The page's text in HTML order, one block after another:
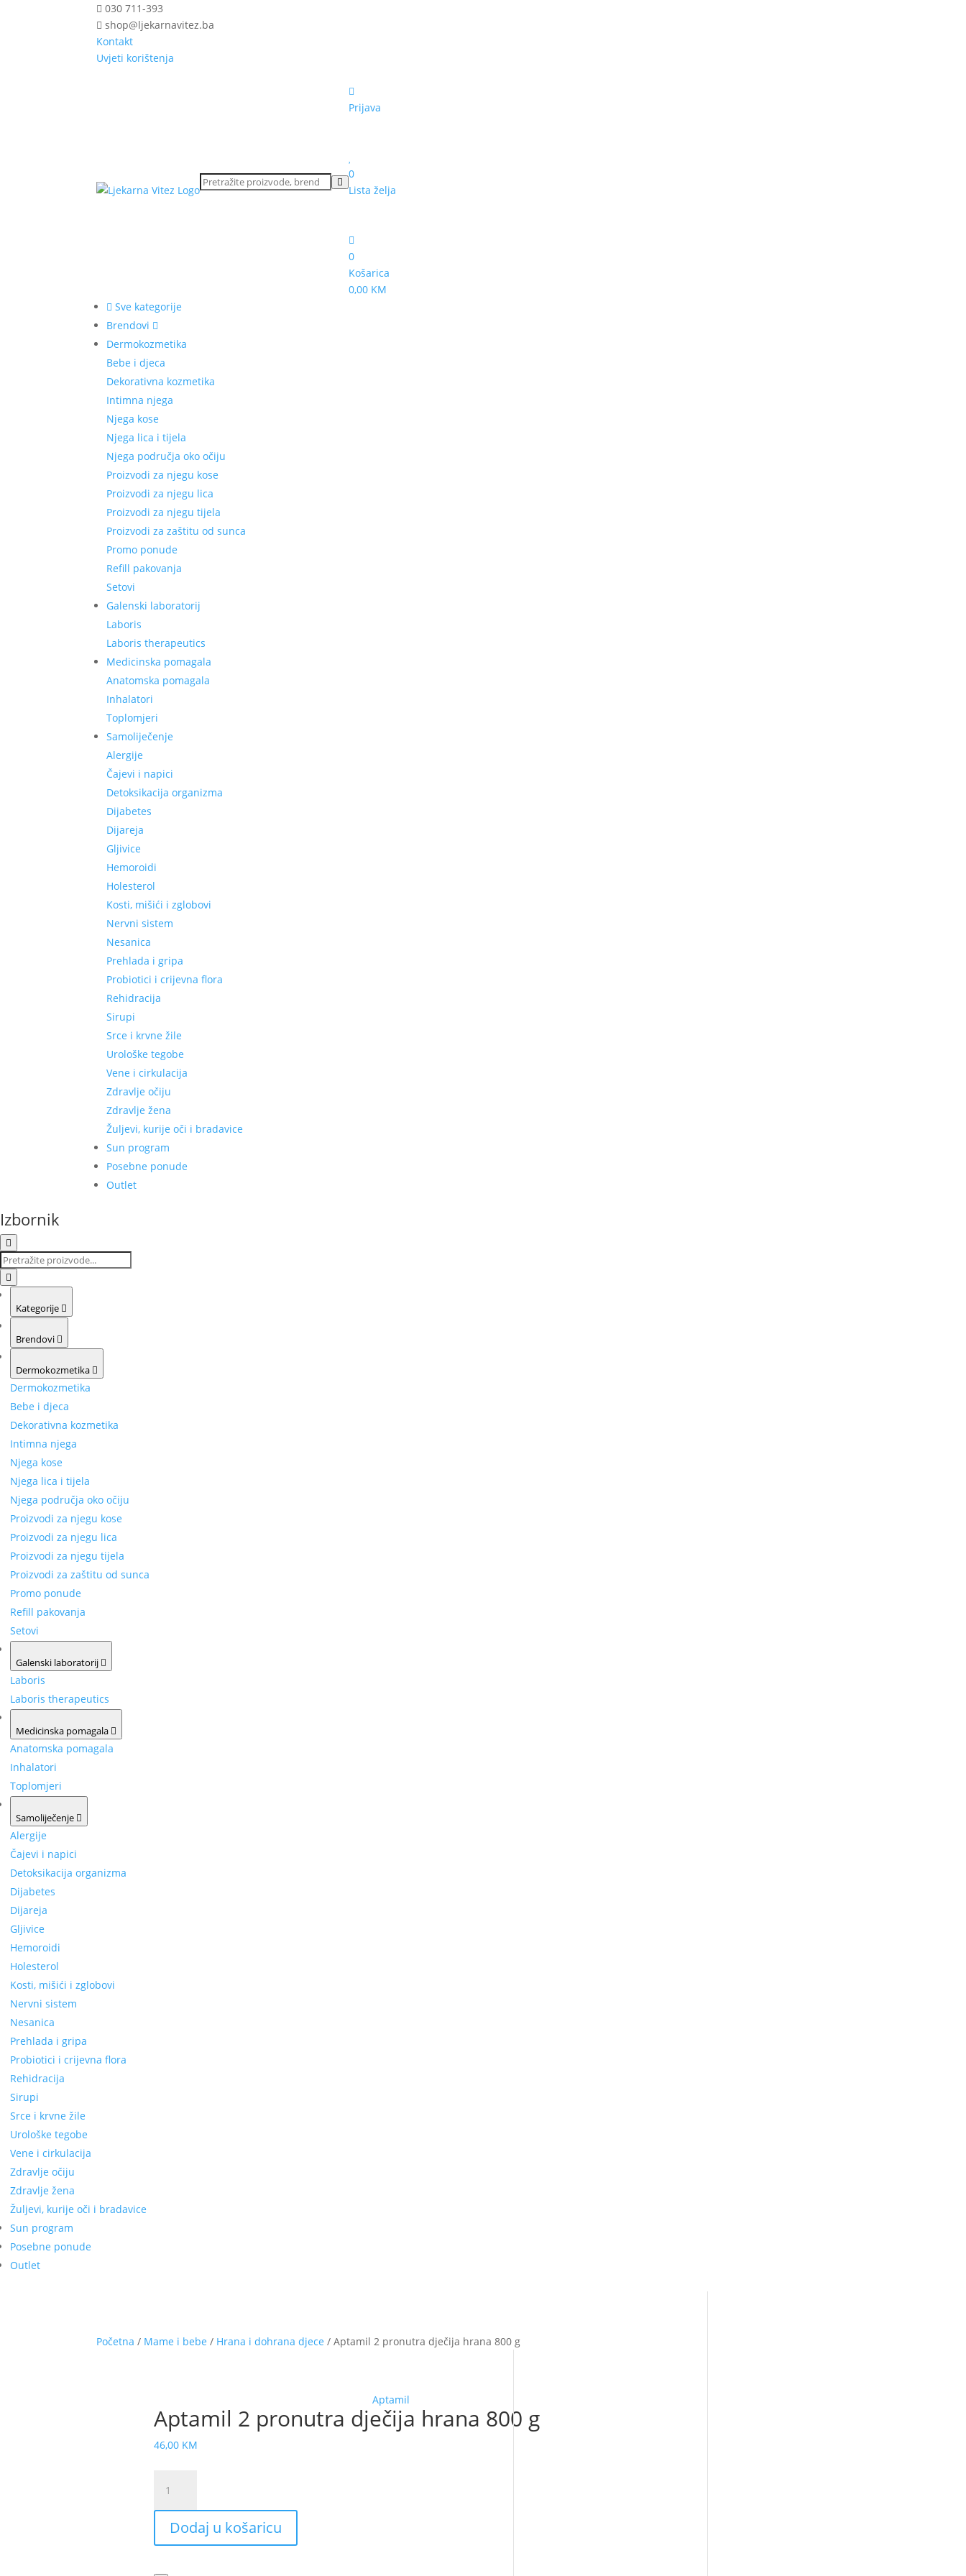
030 711-393
shop@ljekarnavitez.ba
Kontakt
Uvjeti korištenja
Prijava
0
Lista želja
0
Košarica
0,00 KM
Sve kategorije
Brendovi
Dermokozmetika
Bebe i djeca
Dekorativna kozmetika
Intimna njega
Njega kose
Njega lica i tijela
Njega područja oko očiju
Proizvodi za njegu kose
Proizvodi za njegu lica
Proizvodi za njegu tijela
Proizvodi za zaštitu od sunca
Promo ponude
Refill pakovanja
Setovi
Galenski laboratorij
Laboris
Laboris therapeutics
Medicinska pomagala
Anatomska pomagala
Inhalatori
Toplomjeri
Samoliječenje
Alergije
Čajevi i napici
Detoksikacija organizma
Dijabetes
Dijareja
Gljivice
Hemoroidi
Holesterol
Kosti, mišići i zglobovi
Nervni sistem
Nesanica
Prehlada i gripa
Probiotici i crijevna flora
Rehidracija
Sirupi
Srce i krvne žile
Urološke tegobe
Vene i cirkulacija
Zdravlje očiju
Zdravlje žena
Žuljevi, kurije oči i bradavice
Sun program
Posebne ponude
Outlet
Izbornik
Kategorije
Brendovi
Dermokozmetika
Dermokozmetika
Bebe i djeca
Dekorativna kozmetika
Intimna njega
Njega kose
Njega lica i tijela
Njega područja oko očiju
Proizvodi za njegu kose
Proizvodi za njegu lica
Proizvodi za njegu tijela
Proizvodi za zaštitu od sunca
Promo ponude
Refill pakovanja
Setovi
Galenski laboratorij
Laboris
Laboris therapeutics
Medicinska pomagala
Anatomska pomagala
Inhalatori
Toplomjeri
Samoliječenje
Alergije
Čajevi i napici
Detoksikacija organizma
Dijabetes
Dijareja
Gljivice
Hemoroidi
Holesterol
Kosti, mišići i zglobovi
Nervni sistem
Nesanica
Prehlada i gripa
Probiotici i crijevna flora
Rehidracija
Sirupi
Srce i krvne žile
Urološke tegobe
Vene i cirkulacija
Zdravlje očiju
Zdravlje žena
Žuljevi, kurije oči i bradavice
Sun program
Posebne ponude
Outlet
Početna / Mame i bebe / Hrana i dohrana djece / Aptamil 2 pronutra dječija hrana 800 g
Aptamil
Aptamil 2 pronutra dječija hrana 800 g
46,00 KM
pronutra
dječija
hrana
Dodaj u košaricu